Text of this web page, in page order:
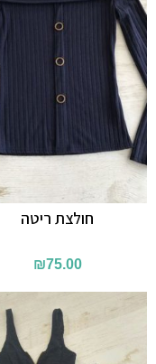
חולצת ריטה
₪75.00